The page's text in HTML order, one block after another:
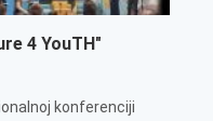
4 YouTH"
konferenciji